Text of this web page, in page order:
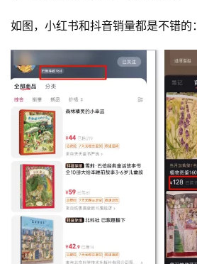
如图，小红书和抖音销量都是不错的：